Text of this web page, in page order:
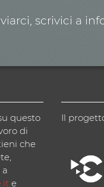
scrivici a
questo
di
che
e
Il